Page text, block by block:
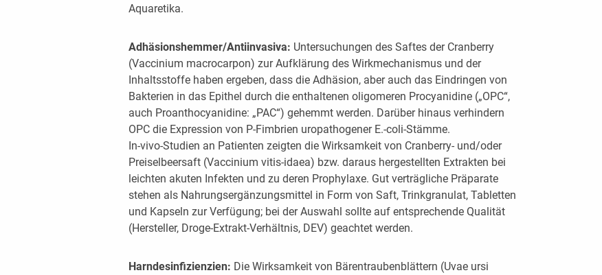
Aquaretika.
Adhäsionshemmer/Antiinvasiva: Untersuchungen des Saftes der Cranberry
(Vaccinium macrocarpon) zur Aufklärung des Wirkmechanismus und der
Inhaltsstoffe haben ergeben, dass die Adhäsion, aber auch das Eindringen von
Bakterien in das Epithel durch die enthaltenen oligomeren Procyanidine („OPC“,
auch Proanthocyanidine: „PAC“) gehemmt werden. Darüber hinaus verhindern
OPC die Expression von P-Fimbrien uropathogener E.-coli-Stämme.
In-vivo-Studien an Patienten zeigten die Wirksamkeit von Cranberry- und/oder
Preiselbeersaft (Vaccinium vitis-idaea) bzw. daraus hergestellten Extrakten bei
leichten akuten Infekten und zu deren Prophylaxe. Gut verträgliche Präparate
stehen als Nahrungsergänzungsmittel in Form von Saft, Trinkgranulat, Tabletten
und Kapseln zur Verfügung; bei der Auswahl sollte auf entsprechende Qualität
(Hersteller, Droge-Extrakt-Verhältnis, DEV) geachtet werden.
Harndesinfizienzien: Die Wirksamkeit von Bärentraubenblättern (Uvae ursi